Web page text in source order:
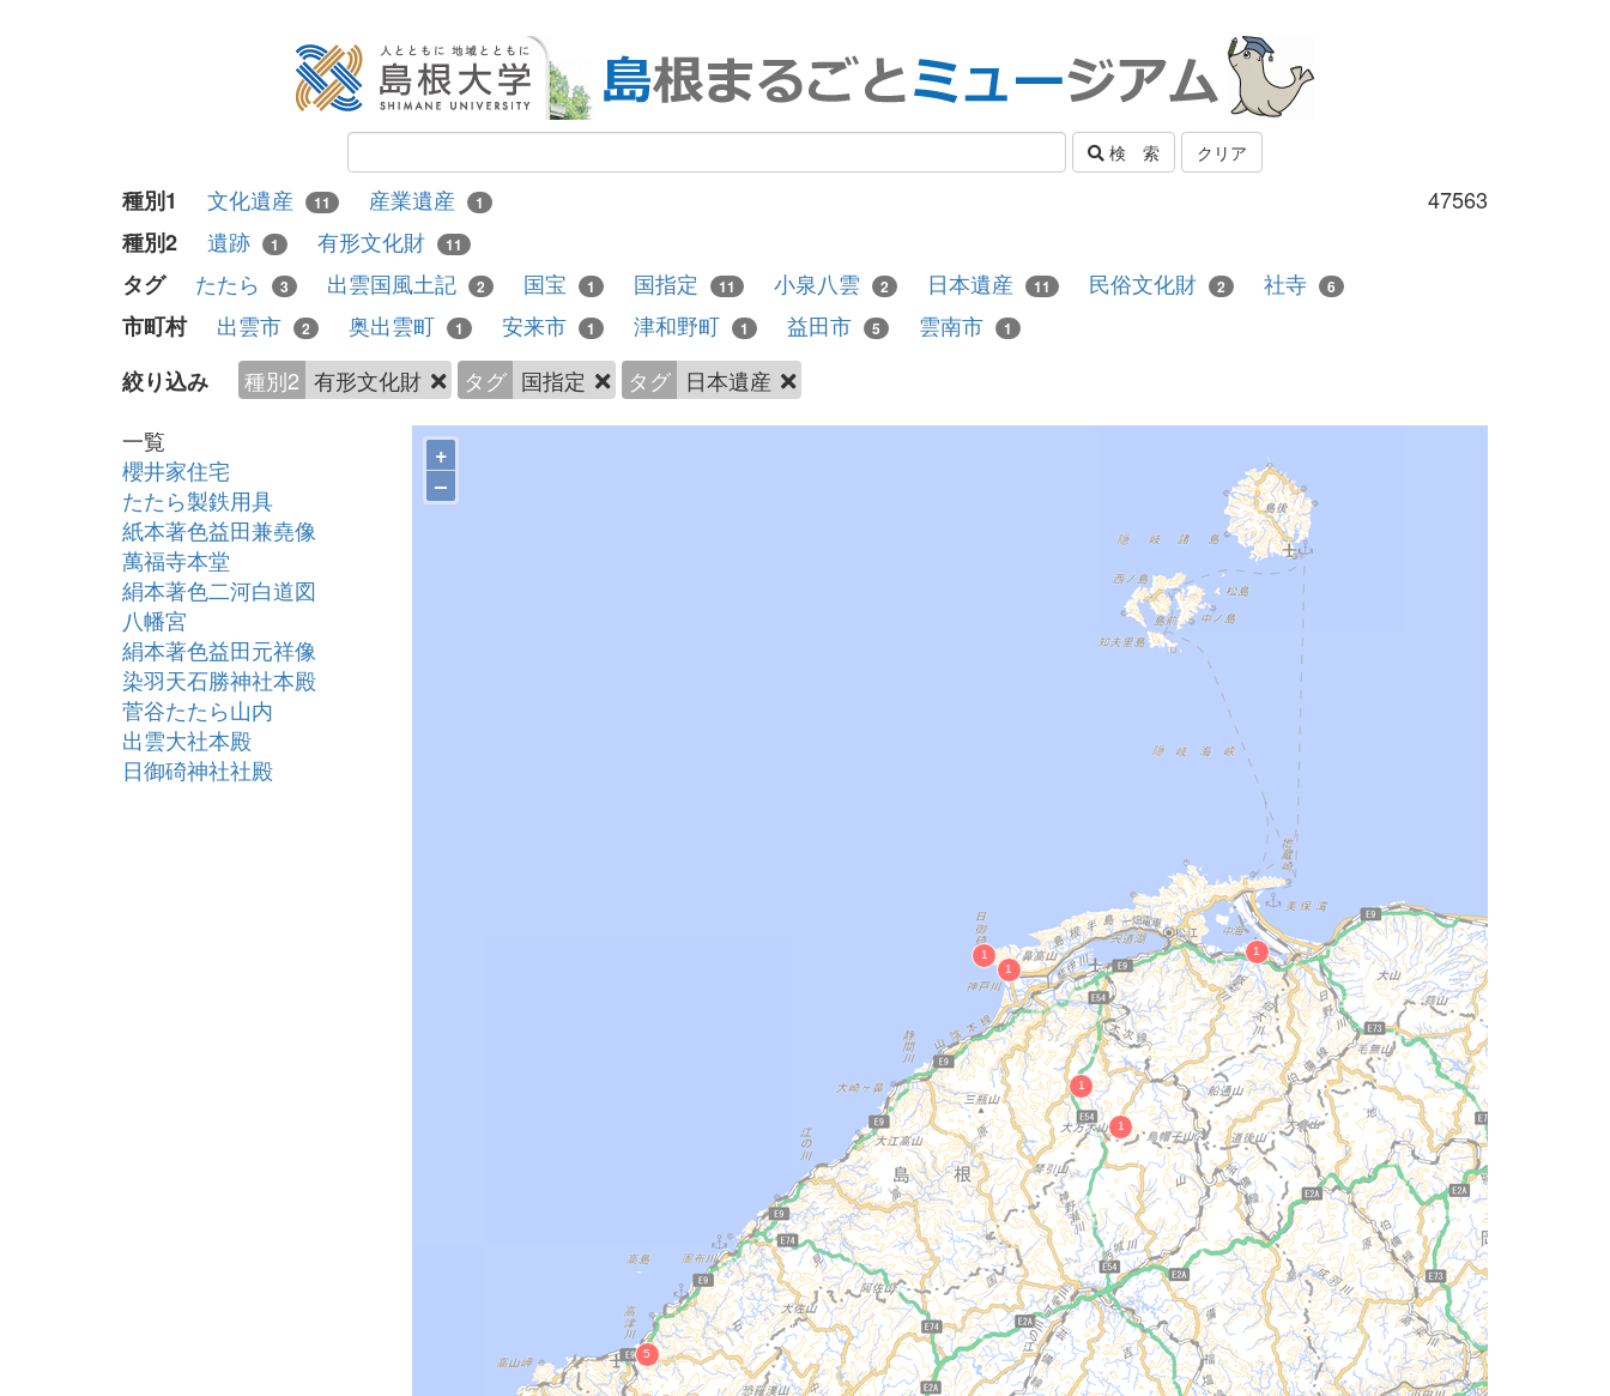
検 索 クリア
47563
種別1 文化遺産 11 産業遺産 1
種別2 遺跡 1 有形文化財 11
タグ たたら 3 出雲国風土記 2 国宝 1 国指定 11 小泉八雲 2 日本遺産 11 民俗文化財 2 社寺 6
市町村 出雲市 2 奥出雲町 1 安来市 1 津和野町 1 益田市 5 雲南市 1
絞り込み 種別2 有形文化財 タグ 国指定 タグ 日本遺産
一覧
櫻井家住宅
たたら製鉄用具
紙本著色益田兼堯像
萬福寺本堂
絹本著色二河白道図
八幡宮
絹本著色益田元祥像
染羽天石勝神社本殿
菅谷たたら山内
出雲大社本殿
日御碕神社社殿
+
–